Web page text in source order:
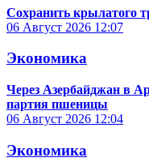
Сохранить крылатого
06 Август 2026 12:07
Экономика
Через Азербайджан в
партия пшеницы
06 Август 2026 12:04
Экономика